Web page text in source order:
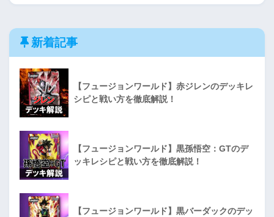
新着記事
【フュージョンワールド】赤ジレンのデッキレ
シピと戦い方を徹底解説！
【フュージョンワールド】黒孫悟空：GTのデ
ッキレシピと戦い方を徹底解説！
【フュージョンワールド】黒バーダックのデッ